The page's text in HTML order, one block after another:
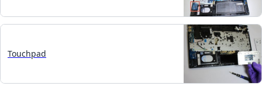
Touchpad